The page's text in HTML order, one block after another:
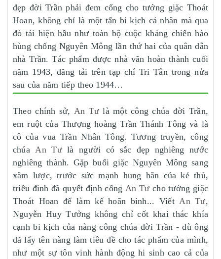
đẹp đời Trần phải đem cống cho tướng giặc Thoát
Hoan, không chỉ là một tấn bi kịch cá nhân mà qua
đó tái hiện hầu như toàn bộ cuộc kháng chiến hào
hùng chống Nguyên Mông lần thứ hai của quân dân
nhà Trần. Tác phẩm được nhà văn hoàn thành cuối
năm 1943, đăng tải trên tạp chí Tri Tân trong nửa
sau của năm tiếp theo 1944…
Theo chính sử, An Tưlà một công chúa đời Trần,
em ruột của Thượng hoàng Trần Thánh Tông và là
cô của vua Trần Nhân Tông. Tương truyền, công
chúa An Tưlà người có sắc đẹp nghiêng nước
nghiêng thành. Gặp buổi giặc Nguyên Mông sang
xâm lược, trước sức mạnh hung hãn của kẻ thù,
triều đình đã quyết định cống An Tưcho tướng giặc
Thoát Hoan để làm kế hoãn binh... Viết An Tư,
Nguyễn Huy Tưởng không chỉ cốt khai thác khía
cạnh bi kịch của nàng công chúa đời Trần - dù ông
đã lấy tên nàng làm tiêu đề cho tác phẩm của mình,
như một sự tôn vinh hành động hi sinh cao cả của